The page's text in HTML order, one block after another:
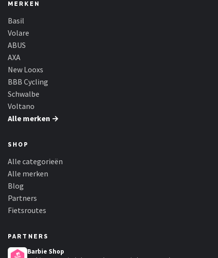
BBB Cycling
Schwalbe
Voltano
Shimano
Cortina
MERKEN
Basil
Volare
ABUS
AXA
New Looxs
BBB Cycling
Schwalbe
Voltano
Alle merken →
SHOP
Alle categorieën
Alle merken
Blog
Partners
Fietsroutes
PARTNERS
Barbie Shop